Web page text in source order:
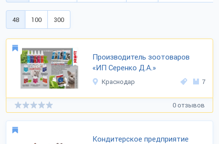
48 100 300
Производитель зоотоваров
«ИП Серенко Д.А.»
Краснодар 7
0 отзывов
Кондитерское предприятие